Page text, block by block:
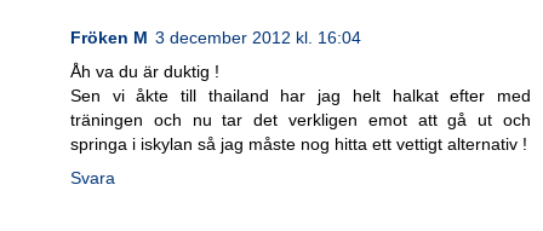
Fröken M 3 december 2012 kl. 16:04
Åh va du är duktig !
Sen vi åkte till thailand har jag helt halkat efter med
träningen och nu tar det verkligen emot att gå ut och
springa i iskylan så jag måste nog hitta ett vettigt alternativ !
Svara